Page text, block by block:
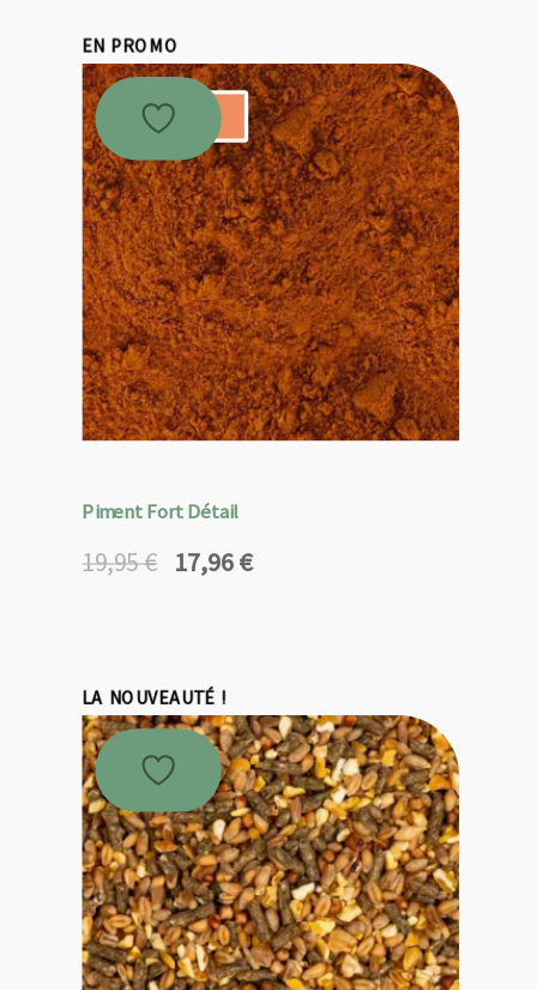
EN PROMO
Promo !
Piment Fort Détail
19,95€
Le
19,95 €.
17,96€
Le
17,96 €.
LA NOUVEAUTÉ !